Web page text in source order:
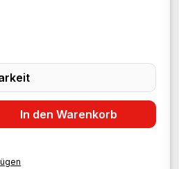
Gib den
In den Warenkorb